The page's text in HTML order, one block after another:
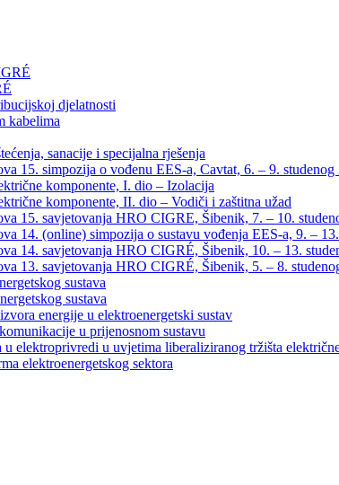
djelatnosti
kabelima
sanacije i specijalna rješenja
15. simpozija o vođenu EES-a, Cavtat, 6. – 9. studenog
komponente, I. dio – Izolacija
komponente, II. dio – Vodiči i zaštitna užad
15. savjetovanja HRO CIGRE, Šibenik, 7. – 10.
14. (online) simpozija o sustavu vođenja EES-a, 9. –
14. savjetovanja HRO CIGRÉ, Šibenik, 10. – 13.
13. savjetovanja HRO CIGRÉ, Šibenik, 5. – 8.
sustava
sustava
energije u elektroenergetski sustav
u prijenosnom sustavu
u elektroprivredi u uvjetima liberaliziranog tržišta
elektroenergetskog sektora